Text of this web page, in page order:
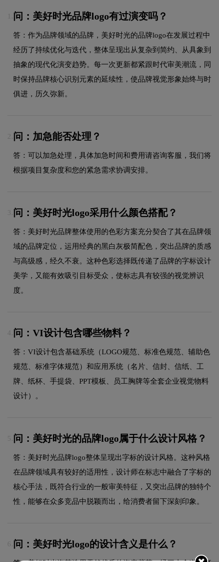
问：美好时光品牌logo有过演变吗？
答：作为品牌领域的品牌，美好时光的品牌logo在发展过程中
经历了持续优化与迭代，整体呈现出从复杂到简约、从具象到
抽象的现代化演变趋势。每一次更新都紧跟时代审美潮流，同
时保持品牌核心识别元素的延续性，使品牌视觉形象始终与时
俱进，历久弥新。
2. 问：加急能否处理？
答：可以加急处理，具体加急时间和费用请咨询客服，我们将
根据项目复杂度和您的紧急需求协调安排。
3. 问：美好时光logo采用什么颜色搭配？
答：美好时光品牌整体使用的色彩方案充分契合了其在品牌领
域的品牌定位，运用经典的黑白灰极简配色，突出品牌的质感
与高级感，经久不衰。这种色彩选择既传递了品牌的字标设计
美学，又能有效吸引目标受众，使标志具有较强的视觉辨识
度。
4. 问：VI设计包含哪些物料？
答：VI设计包含基础系统（LOGO规范、标准色规范、辅助色
规范、标准字体规范）和应用系统（名片、信封、信纸、工
牌、纸杯、手提袋、PPT模板、员工胸牌等全套企业视觉物料
设计）。
5. 问：美好时光的品牌logo属于什么设计风格？
答：美好时光品牌logo整体呈现出字标的设计风格。这种风格
在品牌领域具有较好的适用性，设计师在标志中融合了字标的
核心手法，既符合行业的一般审美特征，又突出品牌的独特个
性，能够在众多竞品中脱颖而出，给消费者留下深刻印象。
6. 问：美好时光logo的设计含义是什么？